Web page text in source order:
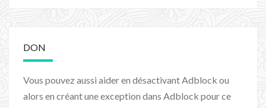
DON
Vous pouvez aussi aider en désactivant Adblock ou
alors en créant une exception dans Adblock pour ce